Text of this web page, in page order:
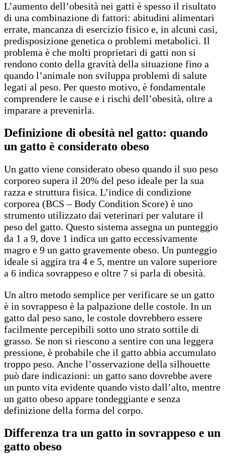
L’aumento dell’obesità nei gatti è spesso il risultato
di una combinazione di fattori: abitudini alimentari
errate, mancanza di esercizio fisico e, in alcuni casi,
predisposizione genetica o problemi metabolici. Il
problema è che molti proprietari di gatti non si
rendono conto della gravità della situazione fino a
quando l’animale non sviluppa problemi di salute
legati al peso. Per questo motivo, è fondamentale
comprendere le cause e i rischi dell’obesità, oltre a
imparare a prevenirla.
Definizione di obesità nel gatto: quando
un gatto è considerato obeso
Un gatto viene considerato obeso quando il suo peso
corporeo supera il 20% del peso ideale per la sua
razza e struttura fisica. L’indice di condizione
corporea (BCS – Body Condition Score) è uno
strumento utilizzato dai veterinari per valutare il
peso del gatto. Questo sistema assegna un punteggio
da 1 a 9, dove 1 indica un gatto eccessivamente
magro e 9 un gatto gravemente obeso. Un punteggio
ideale si aggira tra 4 e 5, mentre un valore superiore
a 6 indica sovrappeso e oltre 7 si parla di obesità.
Un altro metodo semplice per verificare se un gatto
è in sovrappeso è la palpazione delle costole. In un
gatto dal peso sano, le costole dovrebbero essere
facilmente percepibili sotto uno strato sottile di
grasso. Se non si riescono a sentire con una leggera
pressione, è probabile che il gatto abbia accumulato
troppo peso. Anche l’osservazione della silhouette
può dare indicazioni: un gatto sano dovrebbe avere
un punto vita evidente quando visto dall’alto, mentre
un gatto obeso appare tondeggiante e senza
definizione della forma del corpo.
Differenza tra un gatto in sovrappeso e un
gatto obeso